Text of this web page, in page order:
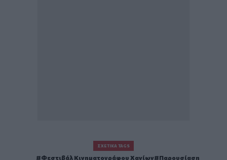
ΣΧΕΤΙΚΆ TAGS
Φεστιβάλ Κινηματογράφου Χανίων
Παρουσίαση